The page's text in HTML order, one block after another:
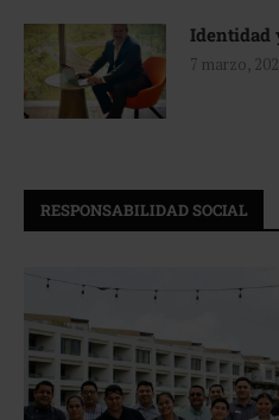
Identidad
7 marzo,
RESPONSABILIDAD SOCIAL